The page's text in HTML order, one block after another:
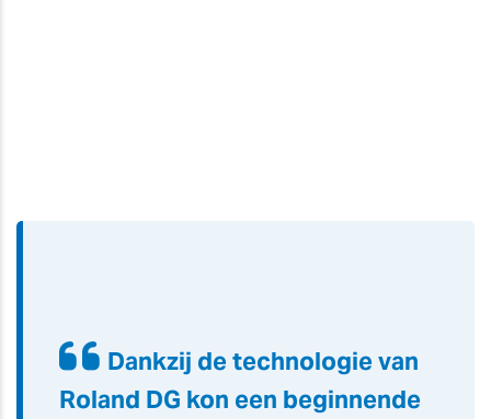
Dankzij de technologie van
Roland DG kon een beginnende